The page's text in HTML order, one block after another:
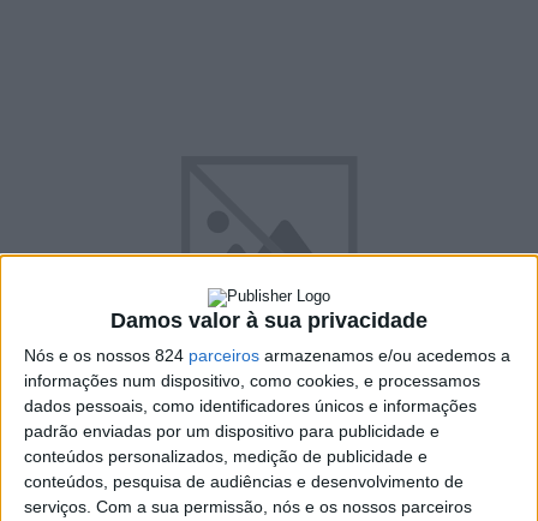
Damos valor à sua privacidade
Nós e os nossos 824 parceiros armazenamos e/ou acedemos a
informações num dispositivo, como cookies, e processamos
dados pessoais, como identificadores únicos e informações
padrão enviadas por um dispositivo para publicidade e
conteúdos personalizados, medição de publicidade e
conteúdos, pesquisa de audiências e desenvolvimento de
serviços. Com a sua permissão, nós e os nossos parceiros